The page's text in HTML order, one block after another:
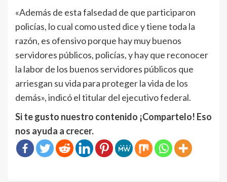
«Además de esta falsedad de que participaron
policías, lo cual como usted dice y tiene toda la
razón, es ofensivo porque hay muy buenos
servidores públicos, policías, y hay que reconocer
la labor de los buenos servidores públicos que
arriesgan su vida para proteger la vida de los
demás», indicó el titular del ejecutivo federal.
Si te gusto nuestro contenido ¡Compartelo! Eso
nos ayuda a crecer.